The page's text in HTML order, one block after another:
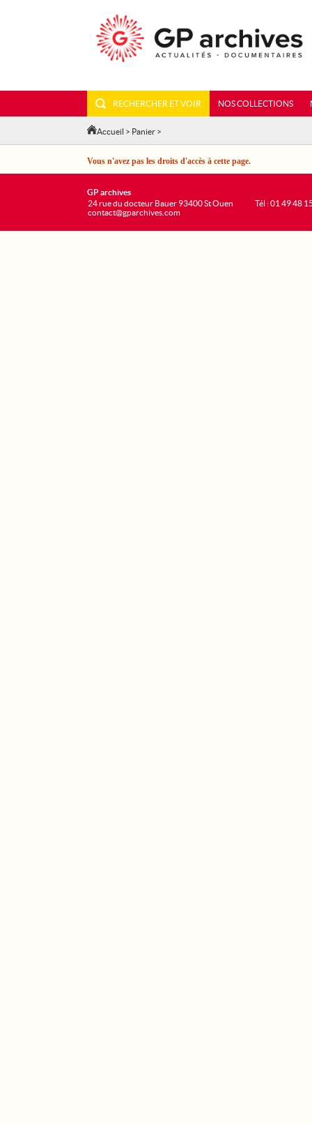
RECHERCHER ET VOIR NOS COLLECTIONS
Accueil > Panier >
Vous n'avez pas les droits d'accès à cette page.
GP archives
24 rue du docteur Bauer 93400 St Ouen
contact@gparchives.com
Tél : 01 49 48